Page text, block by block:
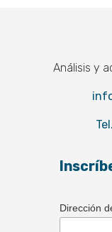
Documenta
Análisis y
Dirección